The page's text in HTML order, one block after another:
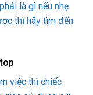
là gì nếu nhẹ
thì hãy tìm đến
việc thì chiếc